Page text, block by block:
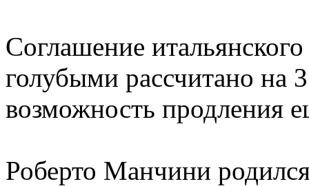
Соглашение
голубыми рассчитано на
возможность продления
Роберто Манчини